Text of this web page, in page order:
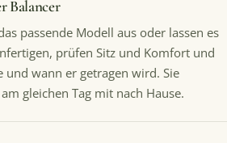
Balancer
passende Modell aus oder lassen es
prüfen Sitz und Komfort und
und wann er getragen wird. Sie
gleichen Tag mit nach Hause.